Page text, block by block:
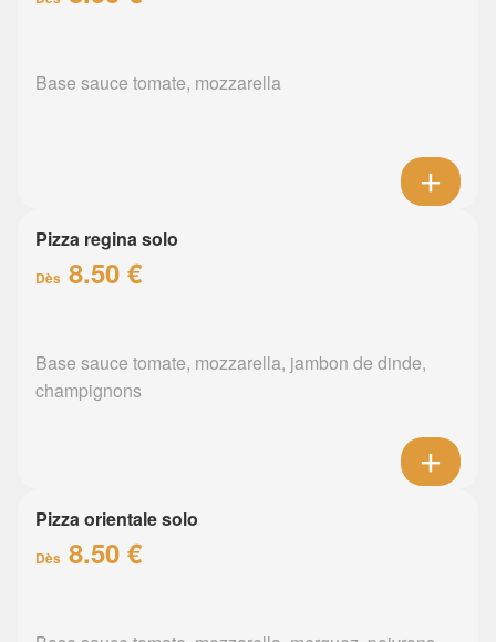
Base sauce tomate, mozzarella
Pizza regina solo
Dès 8.50 €
Base sauce tomate, mozzarella, jambon de dinde,
champignons
Pizza orientale solo
Dès 8.50 €